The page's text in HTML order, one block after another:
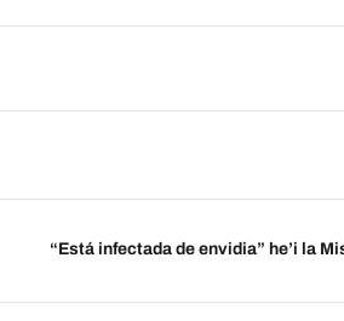
“Está infectada de envidia” he’i la